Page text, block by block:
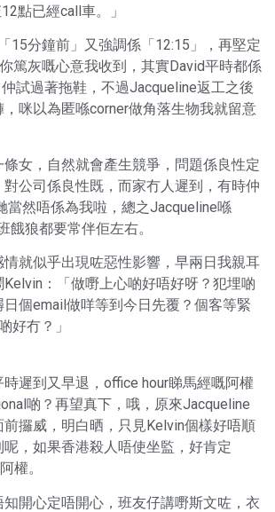
點已經call車。」
15分鐘前」又強調係「12:15」，再堅定
篤灰嘅心意我收到，其實David平時都係
試過著拖鞋，不過Jacqueline返工之後
咪以為匿喺corner做角落生物我就留意
女，自然就會產生競爭，問題係良性定
公司係良性既，而家冇人遲到，有時仲
當然唔係為我啦，總之Jacqueline喺
餓狼都要常伴佢左右。
就似乎出現咗惡性影響，早兩日我親耳
：「做嘢上心啲好唔好呀？犯埋啲
個email做咩等到今日先覆？個客等緊
好冇？」
遲到又早退，office hour睇馬經嘅阿權
啲？再望真下，哦，原來Jacqueline
攞威，明白晒，只見Kelvin個樣好唔順
，如果香港殺人唔使坐監，好肯定
權。
開心定唔開心，班友仔講嘢斯文咗，衣